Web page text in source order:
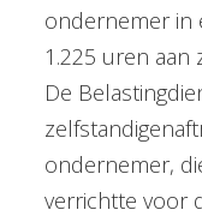
ondernemer in
1.225 uren aan
De
ondernemer,
verrichtte voor